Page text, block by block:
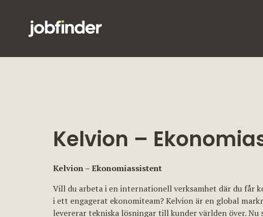
Kelvion –
Kelvion – Ekonomiassistent
Vill du arbeta i en internationell verksamhet där du får
i ett engagerat ekonomiteam? Kelvion är en global
levererar tekniska lösningar till kunder världen över.